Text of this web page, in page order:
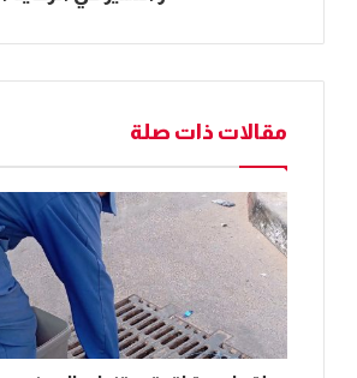
مقالات ذات صلة